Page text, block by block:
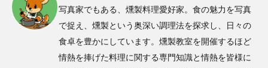
写真家でもある、燻製料理愛好家。食の魅力を写真
で捉え、燻製という奥深い調理法を探求し、日々の
食卓を豊かにしています。燻製教室を開催するほど
情熱を捧げた料理に関する専門知識と情熱を皆様に